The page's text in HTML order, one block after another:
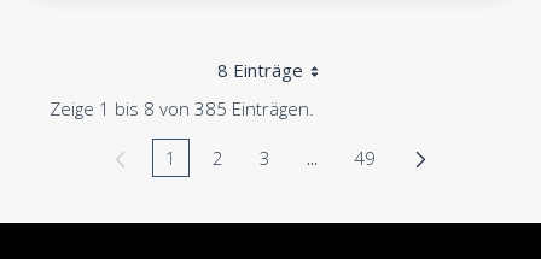
8 Einträge
Zeige 1 bis 8 von 385 Einträgen.
Seite
1 Seite
2 Seite
3 ...Zwischenseiten
Seite
49